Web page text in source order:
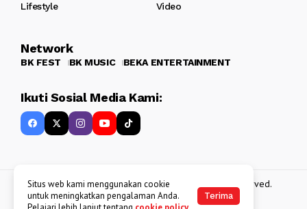
Lifestyle
Video
Network
BK FEST BK MUSIC BEKA ENTERTAINMENT
Ikuti Sosial Media Kami:
Copyright 2013 - 2025BATAKKEREN . All rights reserved.
Situs web kami menggunakan cookie
untuk meningkatkan pengalaman Anda.
Terima